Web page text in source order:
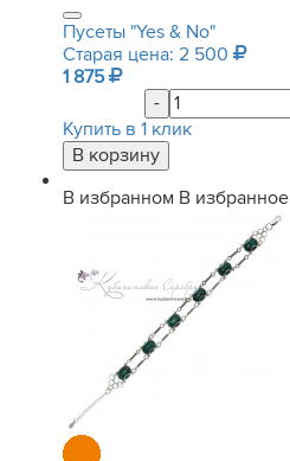
Пусеты "Yes & No"
Старая цена: 2 500
1 875
-
Купить в 1 клик
В избранном В избранное